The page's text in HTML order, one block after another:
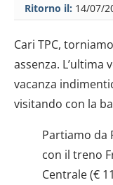
Ritorno il: 14/07/
Cari TPC,
assenza. L’ultima
vacanza
visitando con la
Partiamo da
con il treno
Centrale (€